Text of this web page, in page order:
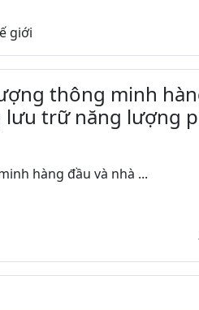
giới
thông minh
trữ năng lượng
hàng đầu và nhà ...